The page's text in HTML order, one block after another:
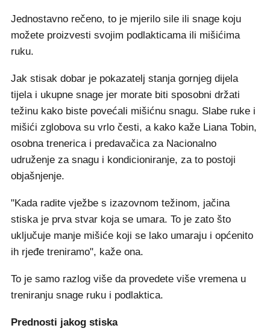
Jednostavno rečeno, to je mjerilo sile ili snage koju
možete proizvesti svojim podlakticama ili mišićima
ruku.
Jak stisak dobar je pokazatelj stanja gornjeg dijela
tijela i ukupne snage jer morate biti sposobni držati
težinu kako biste povećali mišićnu snagu. Slabe ruke i
mišići zglobova su vrlo česti, a kako kaže Liana Tobin,
osobna trenerica i predavačica za Nacionalno
udruženje za snagu i kondicioniranje, za to postoji
objašnjenje.
"Kada radite vježbe s izazovnom težinom, jačina
stiska je prva stvar koja se umara. To je zato što
uključuje manje mišiće koji se lako umaraju i općenito
ih rjeđe treniramo", kaže ona.
To je samo razlog više da provedete više vremena u
treniranju snage ruku i podlaktica.
Prednosti jakog stiska